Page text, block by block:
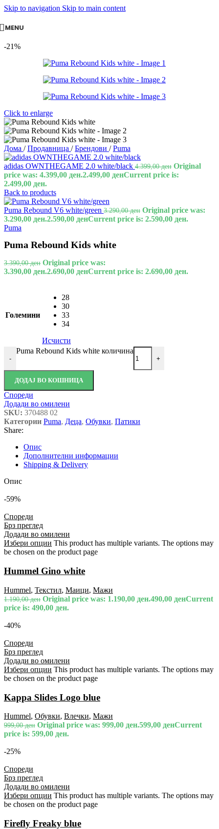
Skip to navigation Skip to main content
MENU
-21%
Click to enlarge
Дома / Продавница / Брендови / Puma
adidas OWNTHEGAME 2.0 white/black 4.399,00ден Original
price was: 4.399,00 ден.2.499,00 денCurrent price is:
2.499,00 ден.
Back to products
Puma Rebound V6 white/green 3.290,00ден Original price was:
3.290,00 ден.2.590,00 денCurrent price is: 2.590,00 ден.
Puma
Puma Rebound Kids white
3.390,00ден Original price was:
3.390,00 ден.2.690,00 денCurrent price is: 2.690,00 ден.
Големини
28
30
33
34
Исчисти
-
Puma Rebound Kids white количина
+
ДОДАЈ ВО КОШНИЦА
Спореди
Додади во омилени
SKU: 370488 02
Категории Puma, Деца, Обувки, Патики
Share:
Опис
Дополнителни информации
Shipping & Delivery
Опис
-59%
Спореди
Брз преглед
Додади во омилени
Избери опции This product has multiple variants. The options may
be chosen on the product page
Hummel Gino white
Hummel, Текстил, Маици, Мажи
1.190,00ден Original price was: 1.190,00 ден.490,00 денCurrent
price is: 490,00 ден.
-40%
Спореди
Брз преглед
Додади во омилени
Избери опции This product has multiple variants. The options may
be chosen on the product page
Kappa Slides Logo blue
Hummel, Обувки, Влечки, Мажи
999,00ден Original price was: 999,00 ден.599,00 денCurrent
price is: 599,00 ден.
-25%
Спореди
Брз преглед
Додади во омилени
Избери опции This product has multiple variants. The options may
be chosen on the product page
Firefly Freaky blue